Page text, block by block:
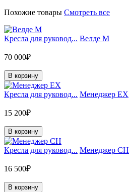
Похожие товары Смотреть все
Кресла для руковод... Велде М
70 000₽
В корзину
Кресла для руковод... Менеджер EX
15 200₽
В корзину
Кресла для руковод... Менеджер CH
16 500₽
В корзину